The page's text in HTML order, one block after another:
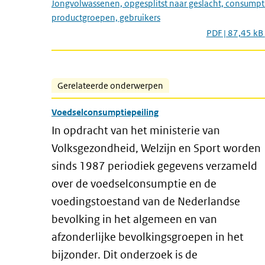
Jongvolwassenen, opgesplitst naar geslacht,
productgroepen, gebruikers
PDF | 87,45 kB
Gerelateerde onderwerpen
Voedselconsumptiepeiling
In opdracht van het ministerie van
Volksgezondheid, Welzijn en Sport worden
sinds 1987 periodiek gegevens verzameld
over de voedselconsumptie en de
voedingstoestand van de Nederlandse
bevolking in het algemeen en van
afzonderlijke bevolkingsgroepen in het
bijzonder. Dit onderzoek is de